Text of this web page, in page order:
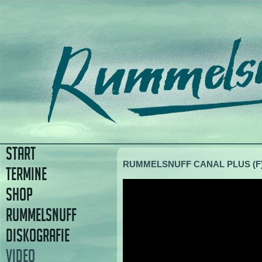
RUMMELSNUFF CANAL PLUS
START
TERMINE
SHOP
RUMMELSNUFF
DISKOGRAFIE
VIDEO